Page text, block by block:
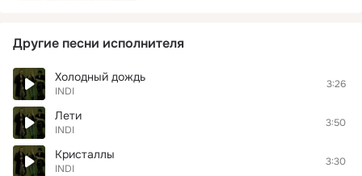
Другие песни исполнителя
Холодный дождь
INDI
3:26
Лети
INDI
3:50
Кристаллы
INDI
3:30